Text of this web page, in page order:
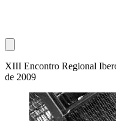
XIII Encontro Regional
de 2009